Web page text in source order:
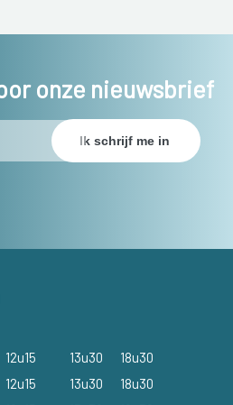
onze nieuwsbrief
12u15 13u30
18u30
12u15 13u30
18u30